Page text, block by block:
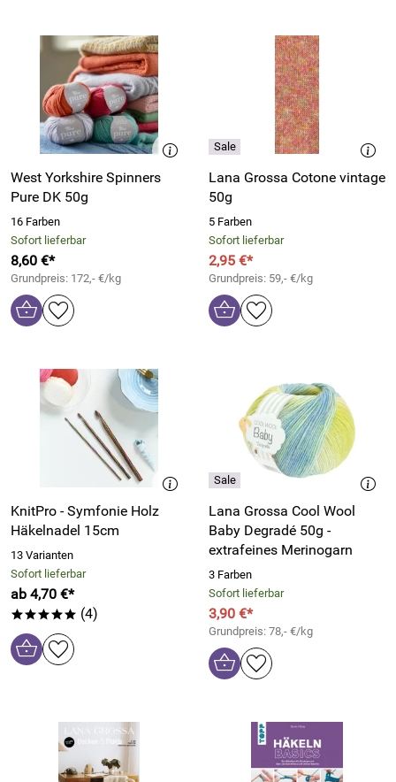
West Yorkshire Spinners
Pure DK 50g
16 Farben
Sofort lieferbar
8,60 €*
Grundpreis: 172,- €/kg
Lana Grossa Cotone vintage
50g
5 Farben
Sofort lieferbar
2,95 €*
Grundpreis: 59,- €/kg
KnitPro - Symfonie Holz
Häkelnadel 15cm
13 Varianten
Sofort lieferbar
ab 4,70 €*
***** (4)
Lana Grossa Cool Wool
Baby Degradé 50g -
extrafeines Merinogarn
3 Farben
Sofort lieferbar
3,90 €*
Grundpreis: 78,- €/kg